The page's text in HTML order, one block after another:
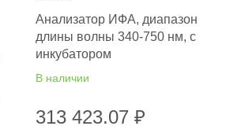
Анализатор ИФА, диапазон
длины волны 340-750 нм, с
инкубатором
В наличии
313 423.07 ₽